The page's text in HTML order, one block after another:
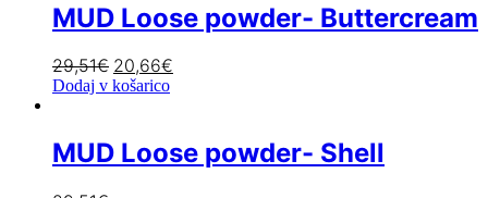
MUD Loose powder- Buttercream
29,51€ 20,66€
Dodaj v košarico
MUD Loose powder- Shell